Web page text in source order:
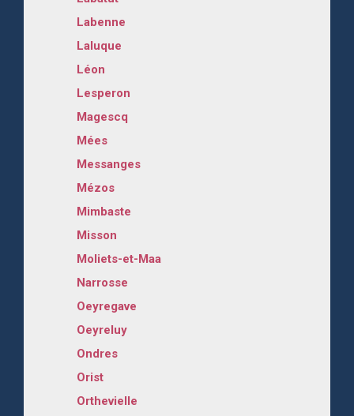
Labenne
Laluque
Léon
Lesperon
Magescq
Mées
Messanges
Mézos
Mimbaste
Misson
Moliets-et-Maa
Narrosse
Oeyregave
Oeyreluy
Ondres
Orist
Orthevielle